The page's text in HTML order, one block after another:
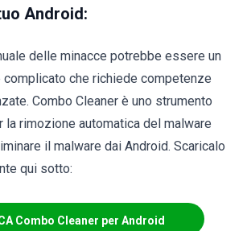
Android:
delle minacce potrebbe essere un
che richiede competenze
Combo Cleaner è uno strumento
rimozione automatica del malware
il malware dai Android. Scaricalo
qui sotto:
Combo Cleaner per Android